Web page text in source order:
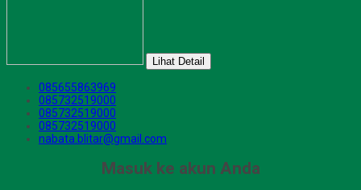
Lihat Detail
085655863969
085732519000
085732519000
085732519000
nabata.blitar@gmail.com
Masuk ke akun Anda